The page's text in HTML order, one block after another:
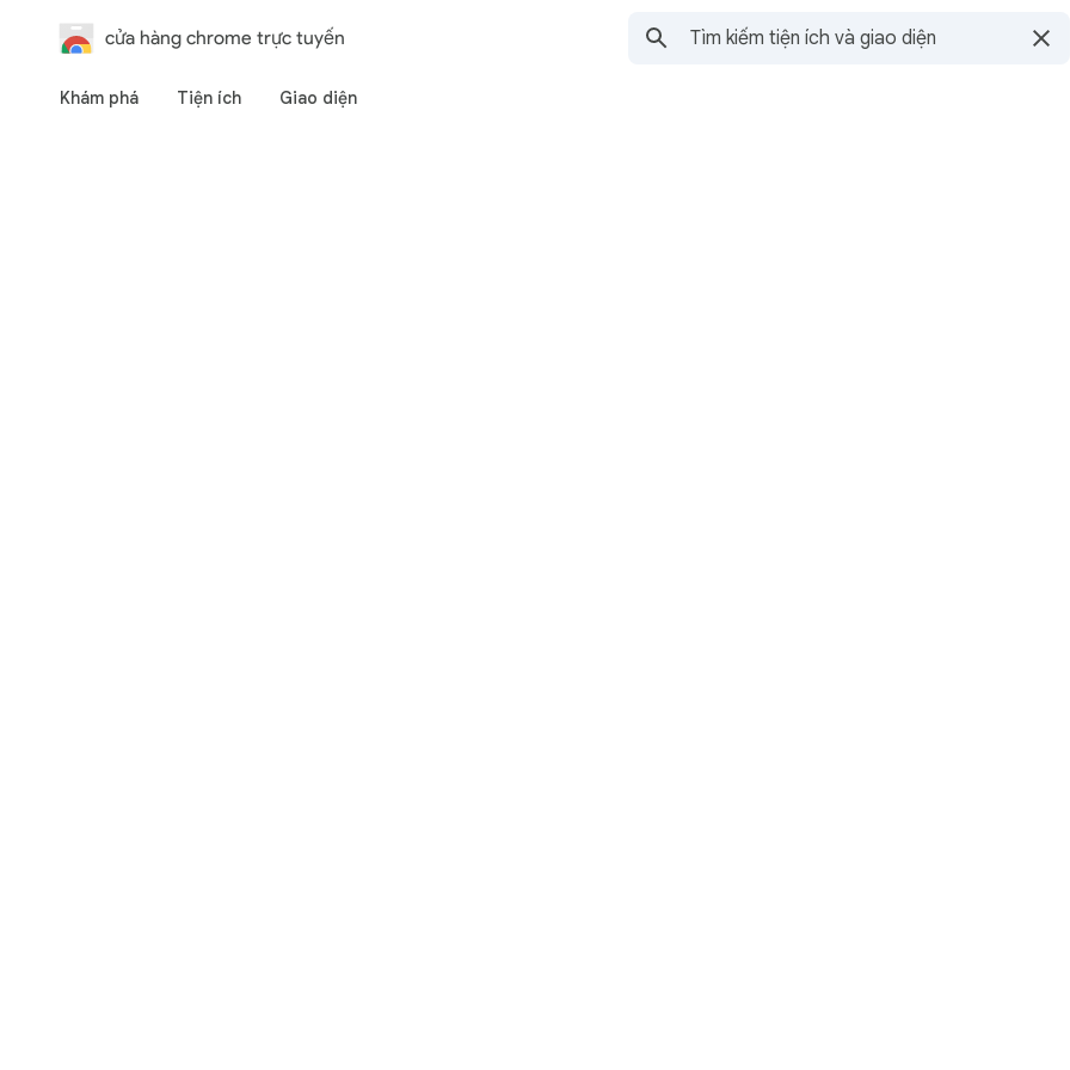
cửa hàng chrome trực tuyến
Khám phá Tiện ích Giao diện